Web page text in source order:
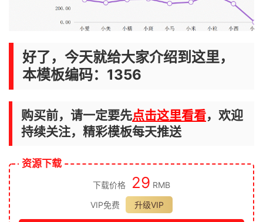
好了，今天就给大家介绍到这里，
本模板编码：1356
购买前，请一定要先点击这里看看，欢迎
持续关注，精彩模板每天推送
资源下载
下载价格 29 RMB
VIP免费
升级VIP